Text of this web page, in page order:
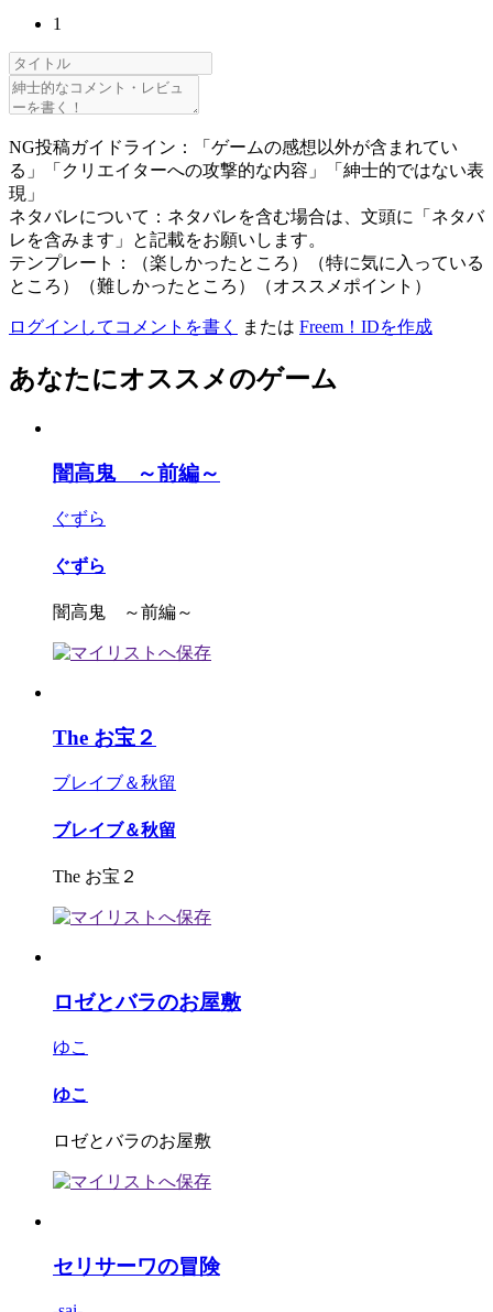
1
NG投稿ガイドライン：「ゲームの感想以外が含まれてい
る」「クリエイターへの攻撃的な内容」「紳士的ではない表
現」
ネタバレについて：ネタバレを含む場合は、文頭に「ネタバ
レを含みます」と記載をお願いします。
テンプレート：（楽しかったところ）（特に気に入っている
ところ）（難しかったところ）（オススメポイント）
ログインしてコメントを書く または Freem！IDを作成
あなたにオススメのゲーム
闇高鬼 ～前編～
ぐずら
ぐずら
闇高鬼 ～前編～
The お宝２
ブレイブ＆秋留
ブレイブ＆秋留
The お宝２
ロゼとバラのお屋敷
ゆこ
ゆこ
ロゼとバラのお屋敷
セリサーワの冒険